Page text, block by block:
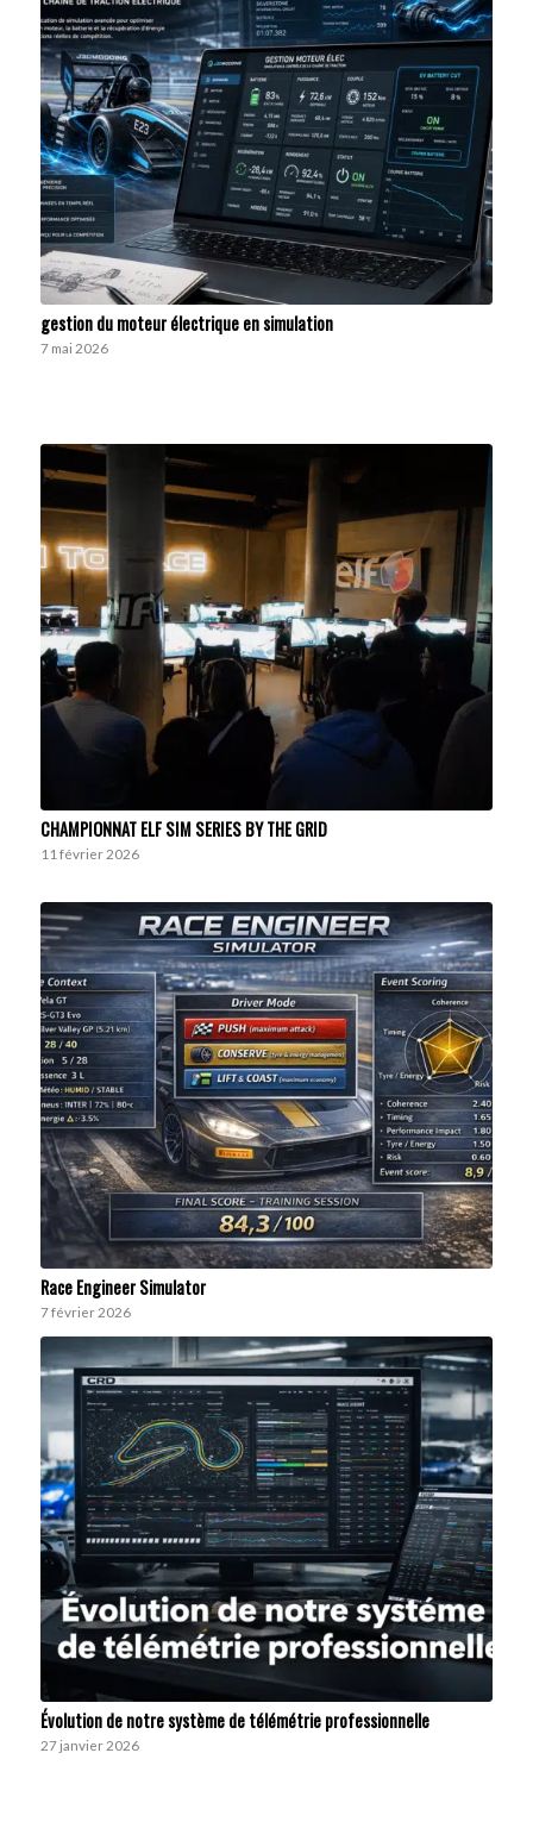
gestion du moteur électrique en simulation
7 mai 2026
CHAMPIONNAT ELF SIM SERIES BY THE GRID
11 février 2026
Race Engineer Simulator
7 février 2026
Évolution de notre système de télémétrie professionnelle
27 janvier 2026